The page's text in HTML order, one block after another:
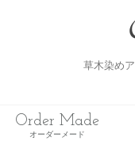
草木染め
Order Made
オーダーメード
Gallery